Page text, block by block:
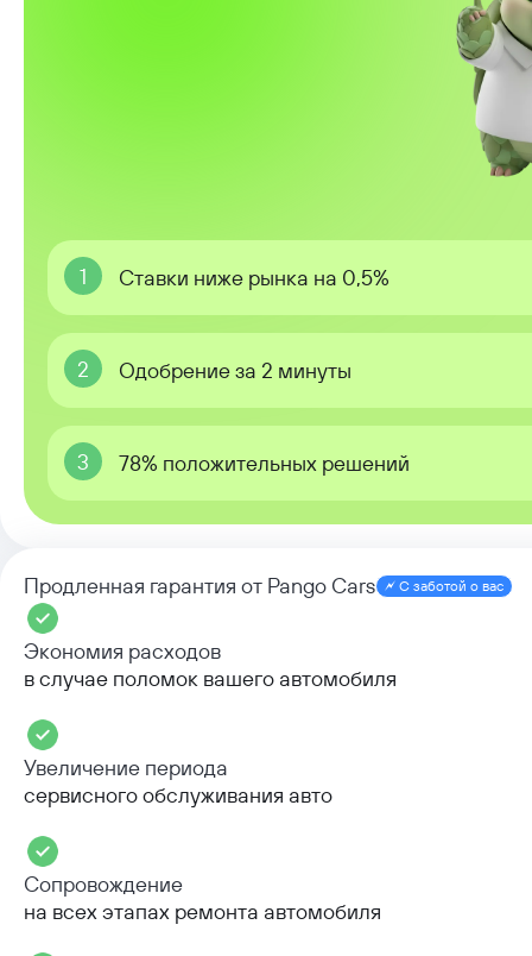
1 Ставки ниже рынка на 0,5%
2 Одобрение за 2 минуты
3 78% положительных решений
Продленная гарантия от Pango Cars С заботой о вас
Экономия расходов
в случае поломок вашего автомобиля
Увеличение периода
сервисного обслуживания авто
Сопровождение
на всех этапах ремонта автомобиля